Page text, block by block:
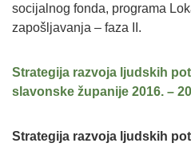
socijalnog fonda, programa
zapošljavanja – faza II.
Strategija razvoja ljudskih
slavonske županije 2016. –
Strategija razvoja ljudskih